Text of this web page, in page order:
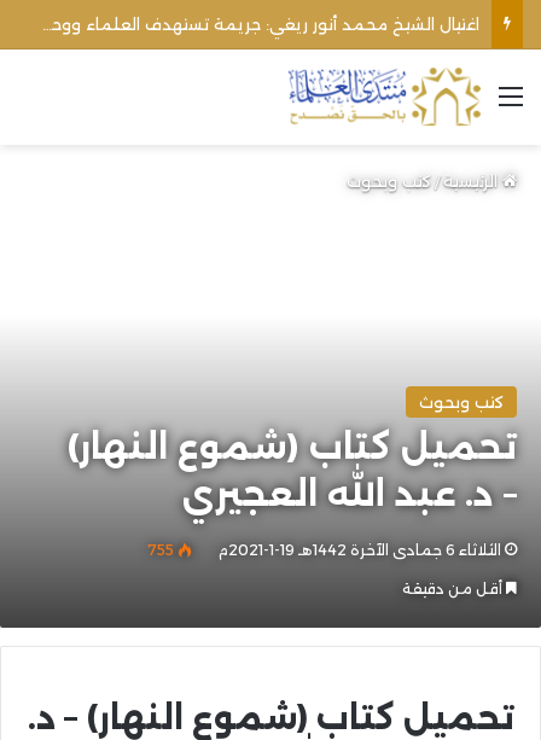
القائمة
الرئيسية/كتب وبحوث
كتب وبحوث
تحميل كتاب (شموع النهار)
– د. عبد الله العجيري
الثلاثاء 6 جمادى الآخرة 1442هـ 19-1-2021م 755
أقل من دقيقة
تحميل كتاب (شموع النهار) – د.